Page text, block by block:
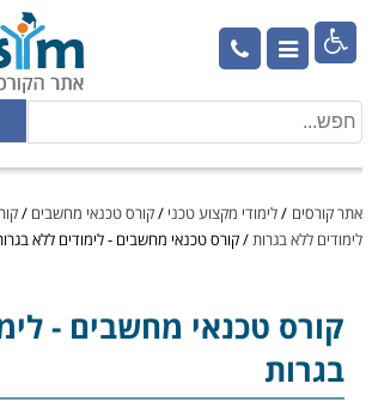

אתר קורסים /לימודי מקצוע טכני /קורס טכנאי מחשבים /
לימודים ללא בגרות/קורס טכנאי מחשבים - לימודים ללא
קורס טכנאי מחשבים -
בגרות